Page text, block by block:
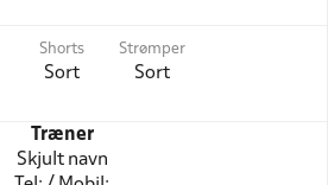
Shorts
Sort
Strømper
Sort
Træner
Skjult navn